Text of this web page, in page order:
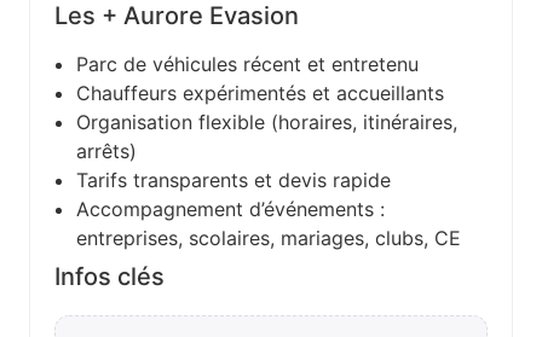
Les + Aurore Evasion
Parc de véhicules récent et entretenu
Chauffeurs expérimentés et accueillants
Organisation flexible (horaires, itinéraires,
arrêts)
Tarifs transparents et devis rapide
Accompagnement d’événements :
entreprises, scolaires, mariages, clubs, CE
Infos clés